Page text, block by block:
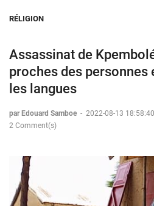
RÉLIGION
Assassinat de
proches des personnes
les langues
par Edouard Samboe - 2022-08-13 18:58:40
2 Comment(s)